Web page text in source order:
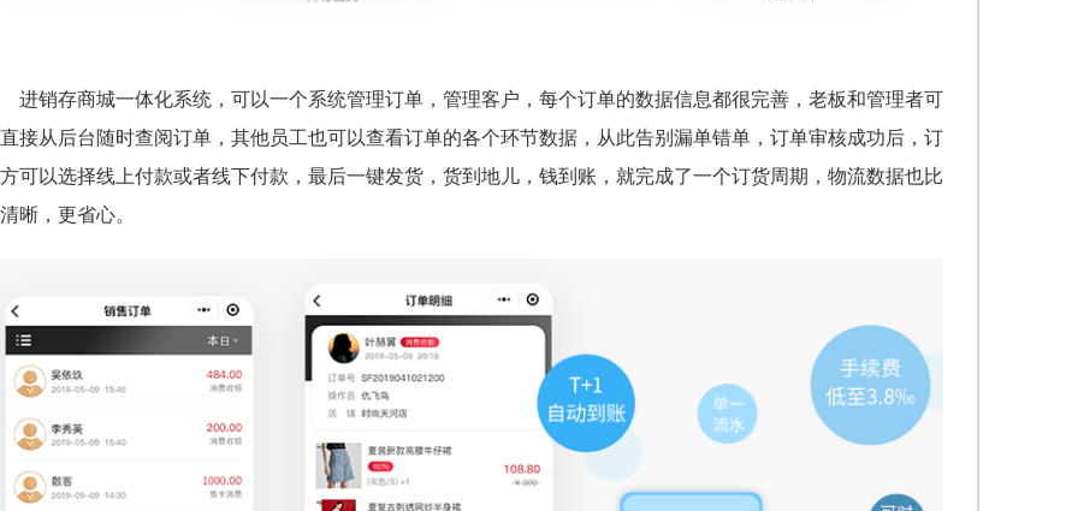
进销存商城一体化系统，可以一个系统管理订单，管理客户，每个订单的数据信息都很完善，老板和管理者可
接从后台随时查阅订单，其他员工也可以查看订单的各个环节数据，从此告别漏单错单，订单审核成功后，订
可以选择线上付款或者线下付款，最后一键发货，货到地儿，钱到账，就完成了一个订货周期，物流数据也比
晰，更省心。